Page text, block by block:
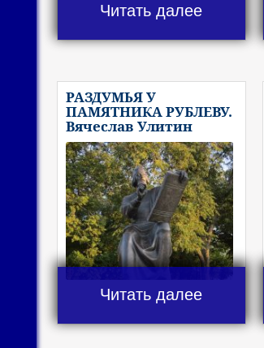
Читать далее
РАЗДУМЬЯ У
ПАМЯТНИКА РУБЛЕВУ.
Вячеслав Улитин
Читать далее